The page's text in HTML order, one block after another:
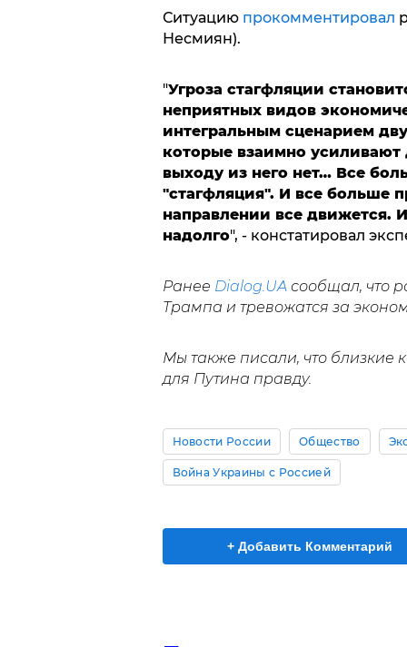
Ситуацию прокомментировал
Несмиян).
"Угроза стагфляции
неприятных видов
интегральным сценарием
которые взаимно усиливают
выходу из него нет… Все
"стагфляция". И все больше
направлении все движется.
надолго", - констатировал
Ранее Dialog.UAсообщал, что
Трампа и тревожатся за
Мы также писали, что близкие
для Путина правду.
Новости России Общество
Война Украины с Россией
+ Добавить Комментарий